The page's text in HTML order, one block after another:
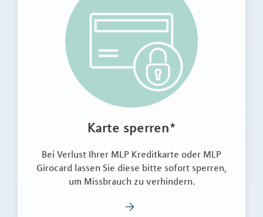
Karte sperren*
Bei Verlust Ihrer MLP Kreditkarte oder MLP
Girocard lassen Sie diese bitte sofort sperren,
um Missbrauch zu verhindern.